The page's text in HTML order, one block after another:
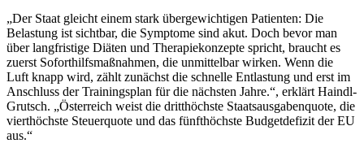
„Der Staat gleicht einem stark übergewichtigen Patienten: Die
Belastung ist sichtbar, die Symptome sind akut. Doch bevor man
über langfristige Diäten und Therapiekonzepte spricht, braucht es
zuerst Soforthilfsmaßnahmen, die unmittelbar wirken. Wenn die
Luft knapp wird, zählt zunächst die schnelle Entlastung und erst im
Anschluss der Trainingsplan für die nächsten Jahre.“, erklärt Haindl-
Grutsch. „Österreich weist die dritthöchste Staatsausgabenquote, die
vierthöchste Steuerquote und das fünfthöchste Budgetdefizit der EU
aus.“